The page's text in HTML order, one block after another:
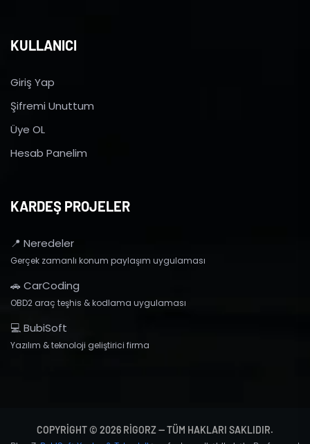
KULLANICI
Giriş Yap
Şifremi Unuttum
Üye OL
Hesab Panelim
KARDEŞ PROJELER
📍 Neredeler
Gerçek zamanlı konum paylaşım uygulaması
🚗 CarCoding
OBD2 araç teşhis & kodlama uygulaması
💻 BubiSoft
Yazılım & teknoloji geliştirici firma
COPYRIGHT © 2026 RIGORZ — TÜM HAKLARI SAKLIDIR.